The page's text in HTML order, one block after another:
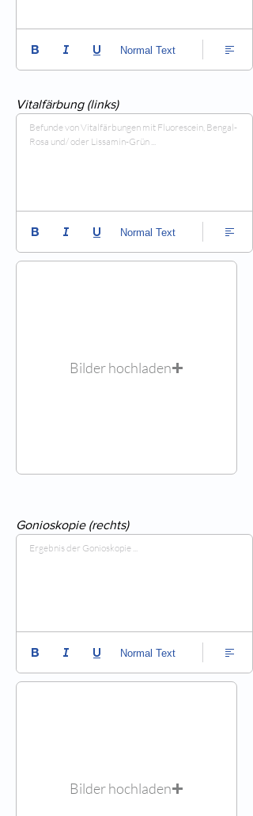
Normal Text
Vitalfärbung (links)
Befunde von Vitalfärbungen mit Fluorescein, Bengal-
Rosa und/ oder Lissamin-Grün ...
Normal Text
Bilder hochladen
Gonioskopie (rechts)
Ergebnis der Gonioskopie ...
Normal Text
Bilder hochladen